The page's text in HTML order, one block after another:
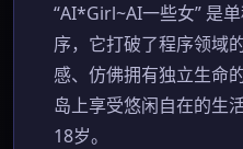
“AI*Girl~AI一些女” 是
序，它打破了程序领域
感、仿佛拥有独立生命
岛上享受悠闲自在的生
18岁。